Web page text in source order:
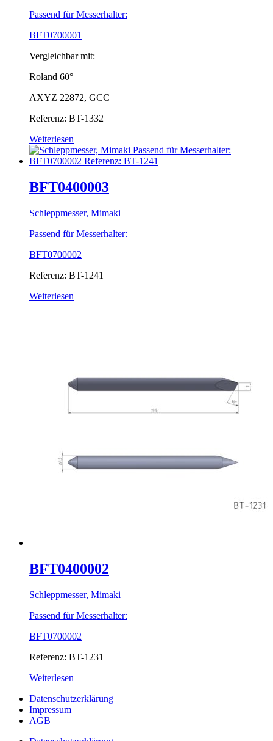
Passend für Messerhalter:
BFT0700001
Vergleichbar mit:
Roland 60°
AXYZ 22872, GCC
Referenz: BT-1332
Weiterlesen
BFT0400003
Schleppmesser, Mimaki
Passend für Messerhalter:
BFT0700002
Referenz: BT-1241
Weiterlesen
BFT0400002
Schleppmesser, Mimaki
Passend für Messerhalter:
BFT0700002
Referenz: BT-1231
Weiterlesen
Datenschutzerklärung
Impressum
AGB